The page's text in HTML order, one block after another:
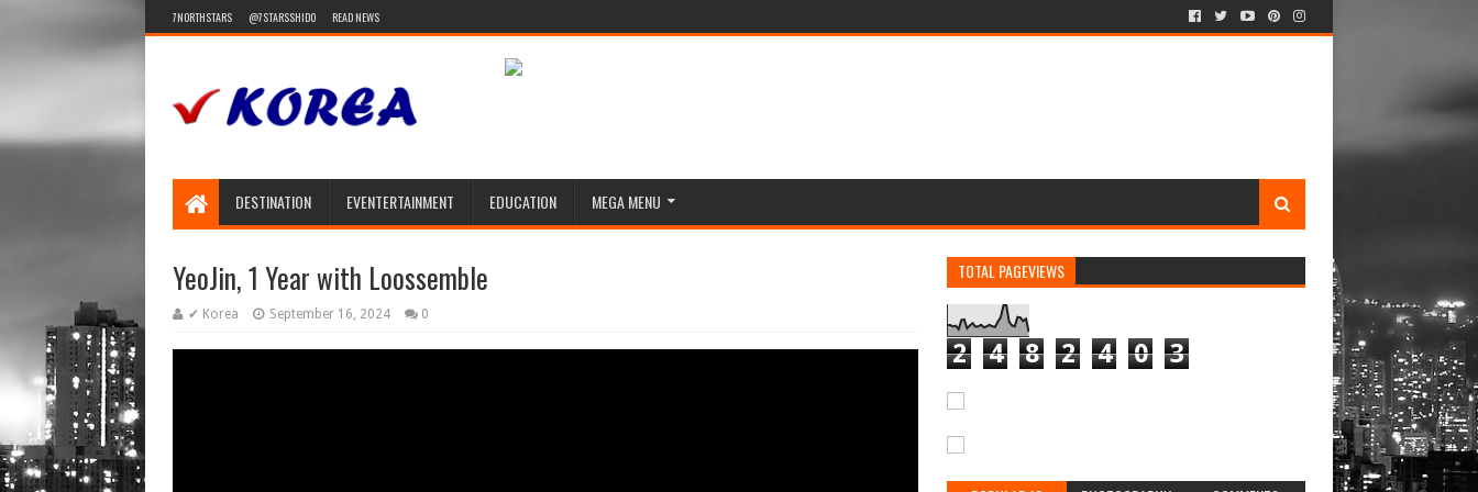
7NORTHSTARS @7STARSSHIDO READ NEWS
DESTINATION EVENTERTAINMENT EDUCATION MEGA MENU
YeoJin, 1 Year with Loossemble
✔ Korea September 16, 2024 0
TOTAL PAGEVIEWS
2 4 8 2 4 0 3